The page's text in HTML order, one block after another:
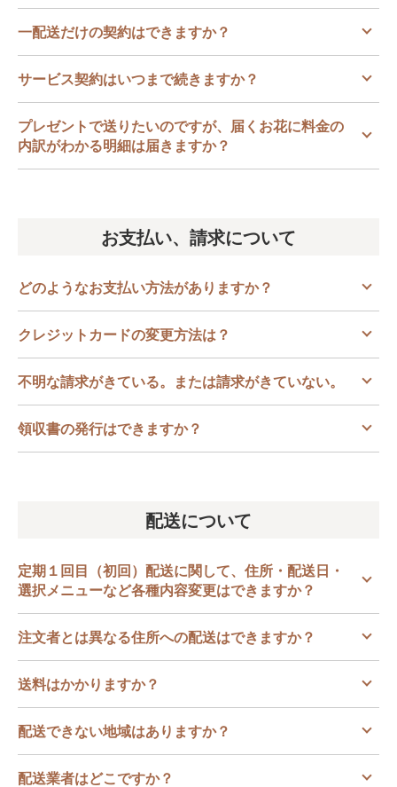
一配送だけの契約はできますか？
サービス契約はいつまで続きますか？
プレゼントで送りたいのですが、届くお花に料金の
内訳がわかる明細は届きますか？
お支払い、請求について
どのようなお支払い方法がありますか？
クレジットカードの変更方法は？
不明な請求がきている。または請求がきていない。
領収書の発行はできますか？
配送について
定期１回目（初回）配送に関して、住所・配送日・
選択メニューなど各種内容変更はできますか？
注文者とは異なる住所への配送はできますか？
送料はかかりますか？
配送できない地域はありますか？
配送業者はどこですか？